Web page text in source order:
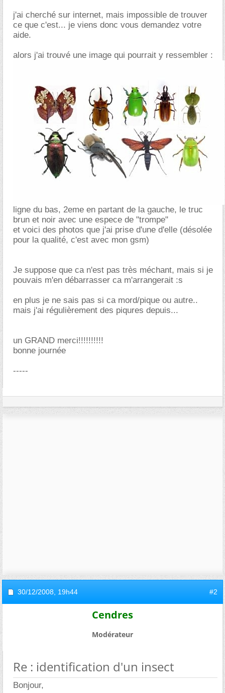
j'ai cherché sur internet, mais impossible de trouver
ce que c'est... je viens donc vous demandez votre
aide.
alors j'ai trouvé une image qui pourrait y ressembler :
ligne du bas, 2eme en partant de la gauche, le truc
brun et noir avec une espece de "trompe"
et voici des photos que j'ai prise d'une d'elle (désolée
pour la qualité, c'est avec mon gsm)
Je suppose que ca n'est pas très méchant, mais si je
pouvais m'en débarrasser ca m'arrangerait :s
en plus je ne sais pas si ca mord/pique ou autre..
mais j'ai régulièrement des piqures depuis...
un GRAND merci!!!!!!!!!!
bonne journée
-----
30/12/2008, 19h44 #2
Cendres
Modérateur
Re : identification d'un insect
Bonjour,